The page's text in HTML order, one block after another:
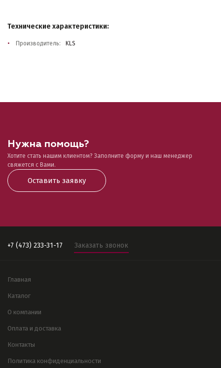
Технические характеристики:
Производитель: KLS
Нужна помощь?
Хотите стать нашим клиентом? Заполните форму и наш менеджер
свяжется с Вами.
Оставить заявку
+7 (473) 233-31-17 Заказать звонок
Главная
Каталог
О компании
Оплата и доставка
Контакты
Политика конфиденциальности